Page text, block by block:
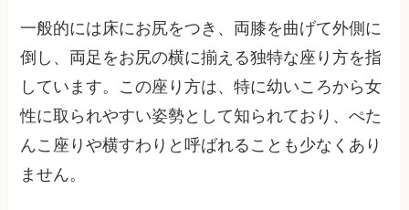
一般的には床にお尻をつき、両膝を曲げて外側に
倒し、両足をお尻の横に揃える独特な座り方を指
しています。この座り方は、特に幼いころから女
性に取られやすい姿勢として知られており、ぺた
んこ座りや横すわりと呼ばれることも少なくあり
ません。